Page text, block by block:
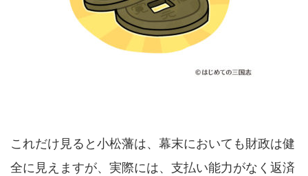
これだけ見ると小松藩は、幕末においても財政は健
全に見えますが、実際には、支払い能力がなく返済